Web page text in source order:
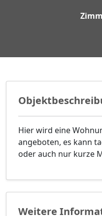
Hier wird eine
angeboten, es kann
oder auch nur kurze
Weitere